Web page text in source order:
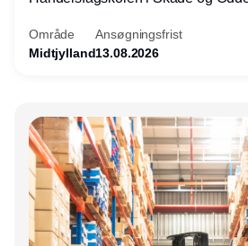
Område
Midtjylland
Ansøgningsfrist
13.08.2026
Annonce